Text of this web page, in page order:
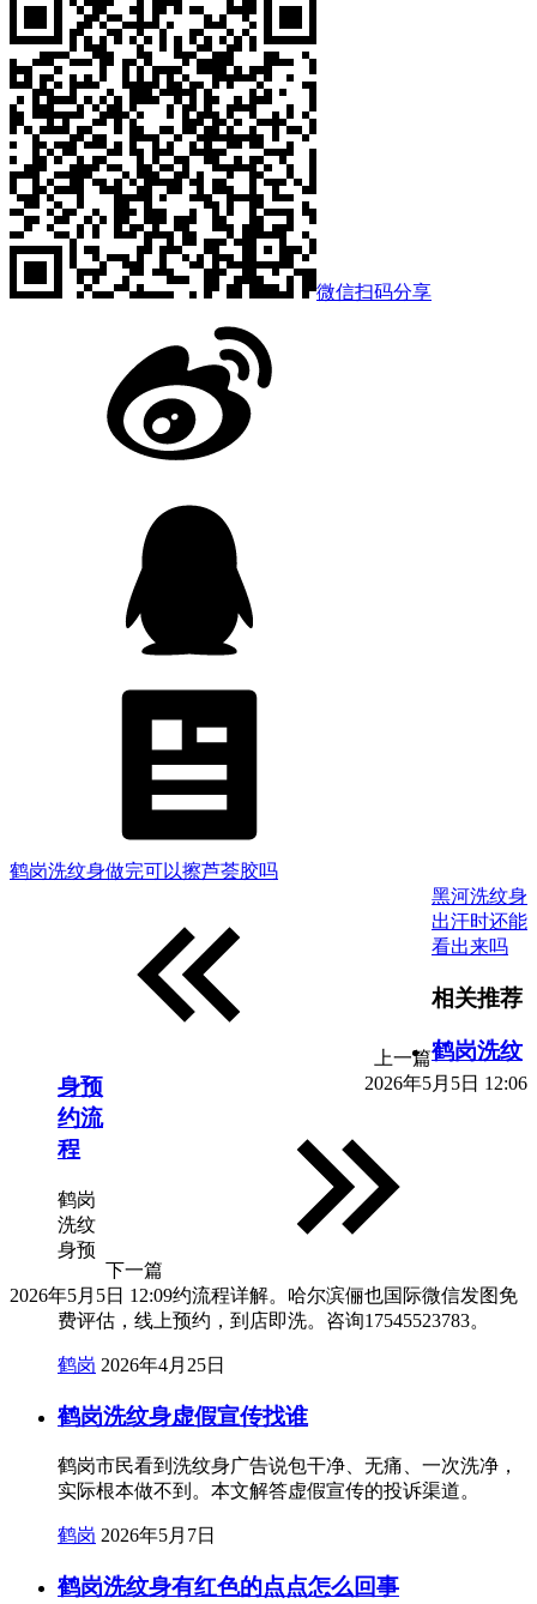
微信扫码分享
鹤岗洗纹身做完可以擦芦荟胶吗
上一篇
2026年5月5日 12:06
黑河洗纹身
出汗时还能
看出来吗
下一篇
2026年5月5日 12:09
相关推荐
鹤岗洗纹
身预
约流
程
鹤岗
洗纹
身预
约流程详解。哈尔滨俪也国际微信发图免
费评估，线上预约，到店即洗。咨询17545523783。
鹤岗 2026年4月25日
鹤岗洗纹身虚假宣传找谁
鹤岗市民看到洗纹身广告说包干净、无痛、一次洗净，
实际根本做不到。本文解答虚假宣传的投诉渠道。
鹤岗 2026年5月7日
鹤岗洗纹身有红色的点点怎么回事